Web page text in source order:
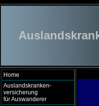
Home
Auslandskranken-
versicherung
für Auswanderer